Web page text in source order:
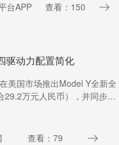
台APP 查看：150
驱动力配置简化
美国市场推出Model Y全新全
29.2万元人民币），并同步调
查看：79